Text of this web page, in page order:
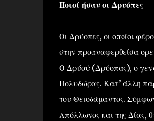
Ποιοί ήσαν οι Δρυόπες
Οι Δρύοπες, οι οποίοι
στην προαναφερθείσα
Ο Δρύοψ (Δρύοπας), ο
Πολυδώρας. Κατ’ άλλη
του Θειοδάμαντος.
Απόλλωνος και της Δίας,